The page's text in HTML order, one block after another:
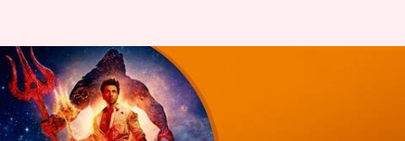
'ब्रह्मास्त्र' रिव्यू: कमजोर कहानी पर
शानदार विजुअल इफेक्ट्स, अयान ने
बनाई अपनी दुनिया